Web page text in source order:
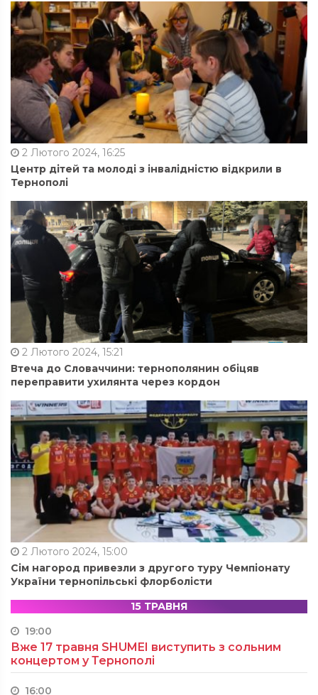
2 Лютого 2024, 16:25
Центр дітей та молоді з інвалідністю відкрили в
Тернополі
2 Лютого 2024, 15:21
Втеча до Словаччини: тернополянин обіцяв
переправити ухилянта через кордон
2 Лютого 2024, 15:00
Сім нагород привезли з другого туру Чемпіонату
України тернопільські флорболісти
15 ТРАВНЯ
19:00
Вже 17 травня SHUMEI виступить з сольним
концертом у Тернополі
16:00